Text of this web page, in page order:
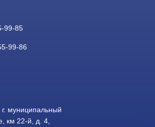
99-85
99-86
г. муниципальный
км 22-й, д. 4,